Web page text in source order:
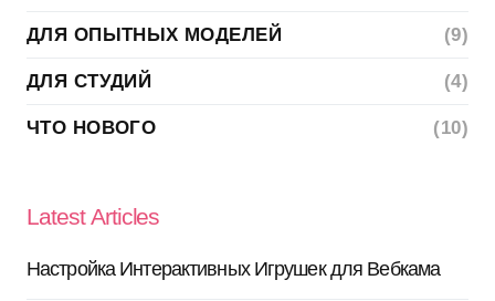
ДЛЯ ОПЫТНЫХ МОДЕЛЕЙ (9)
ДЛЯ СТУДИЙ (4)
ЧТО НОВОГО (10)
Latest Articles
Настройка Интерактивных Игрушек для Вебкама